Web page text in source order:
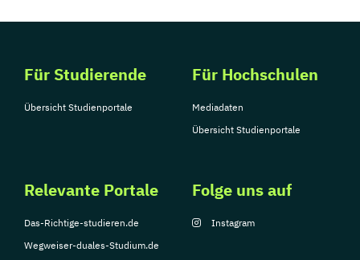
Für Studierende
Übersicht Studienportale
Für Hochschulen
Mediadaten
Übersicht Studienportale
Relevante Portale
Das-Richtige-studieren.de
Wegweiser-duales-Studium.de
Folge uns auf
Instagram